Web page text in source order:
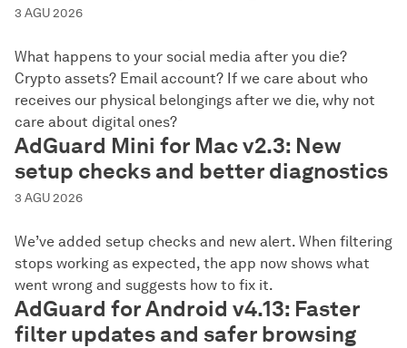
3 AGU 2026
What happens to your social media after you die?
Crypto assets? Email account? If we care about who
receives our physical belongings after we die, why not
care about digital ones?
AdGuard Mini for Mac v2.3: New
setup checks and better diagnostics
3 AGU 2026
We’ve added setup checks and new alert. When filtering
stops working as expected, the app now shows what
went wrong and suggests how to fix it.
AdGuard for Android v4.13: Faster
filter updates and safer browsing